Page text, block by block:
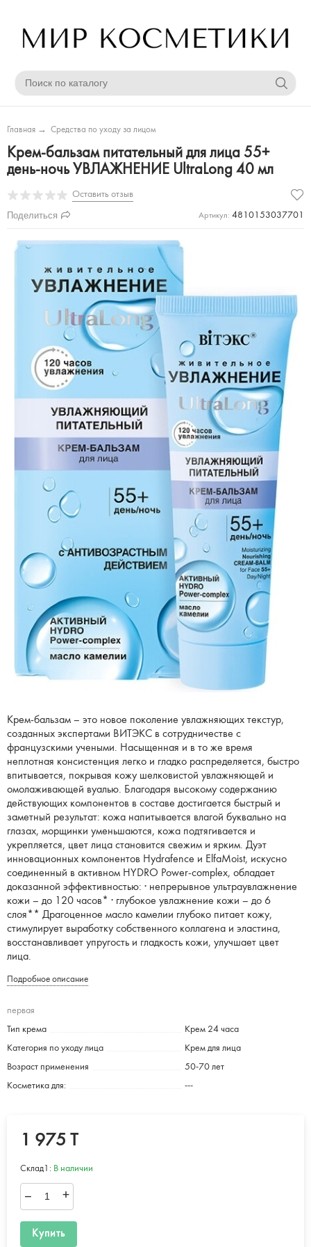
Главная → Средства по уходу за лицом
Крем-бальзам питательный для лица 55+
день-ночь УВЛАЖНЕНИЕ UltraLong 40 мл
Оставить отзыв
Поделиться Артикул: 4810153037701
Крем-бальзам – это новое поколение увлажняющих текстур,
созданных экспертами ВИТЭКС в сотрудничестве с
французскими учеными. Насыщенная и в то же время
неплотная консистенция легко и гладко распределяется, быстро
впитывается, покрывая кожу шелковистой увлажняющей и
омолаживающей вуалью. Благодаря высокому содержанию
действующих компонентов в составе достигается быстрый и
заметный результат: кожа напитывается влагой буквально на
глазах, морщинки уменьшаются, кожа подтягивается и
укрепляется, цвет лица становится свежим и ярким. Дуэт
инновационных компонентов Hydrafence и ElfaMoist, искусно
соединенный в активном HYDRO Power-complex, обладает
доказанной эффективностью: · непрерывное ультраувлажнение
кожи – до 120 часов* · глубокое увлажнение кожи – до 6
слоя** Драгоценное масло камелии глубоко питает кожу,
стимулирует выработку собственного коллагена и эластина,
восстанавливает упругость и гладкость кожи, улучшает цвет
лица.
Подробное описание
первая
Тип крема Крем 24 часа
Категория по уходу лица Крем для лица
Возраст применения 50-70 лет
Косметика для: ---
1 975 T
Склад1: В наличии
– +
Купить